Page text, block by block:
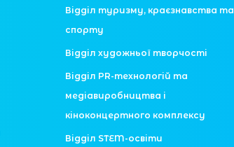
Відділ туризму, краєзнавства та
спорту
Відділ художньої творчості
Відділ PR-технологій та
медіавиробництва і
кіноконцертного комплексу
Відділ STEM-освіти